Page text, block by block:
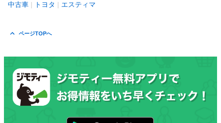
中古車 トヨタ エスティマ
ページTOPへ